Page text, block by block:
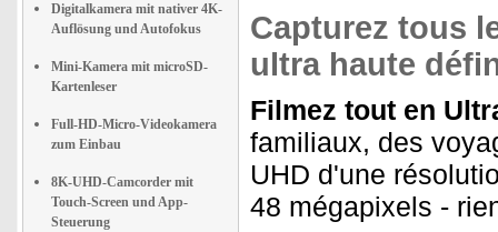
Digitalkamera mit nativer 4K-
Auflösung und Autofokus
Mini-Kamera mit microSD-
Kartenleser
Full-HD-Micro-Videokamera
zum Einbau
8K-UHD-Camcorder mit
Touch-Screen und App-
Steuerung
Capturez tous
ultra haute
Filmez tout en
familiaux, des
UHD d'une
48 mégapixels -